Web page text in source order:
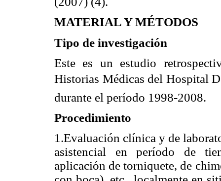
MATERIAL Y MÉTODOS
Tipo de investigación
Este es un estudio
Historias Médicas del Hospital
durante el período 1998-2008.
Procedimiento
1.Evaluación clínica y de
asistencial en período de
aplicación de torniquete, de